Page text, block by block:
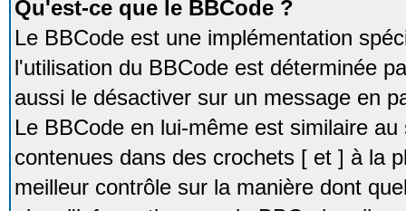
Qu'est-ce que le BBCode ?
Le BBCode est une implémentation
l'utilisation du BBCode est déterminée
aussi le désactiver sur un message en
Le BBCode en lui-même est similaire
contenues dans des crochets [ et ] à la
meilleur contrôle sur la manière dont